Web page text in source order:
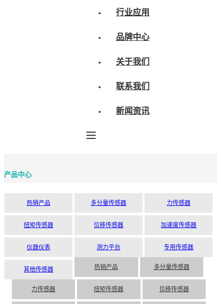
行业应用
品牌中心
关于我们
联系我们
新闻资讯
产品中心
热销产品 多分量传感器 力传感器
扭矩传感器 位移传感器 加速度传感器
仪器仪表 测力平台 专用传感器
其他传感器 热销产品 多分量传感器
三分量传感器
力传感器 扭矩传感器 位移传感器